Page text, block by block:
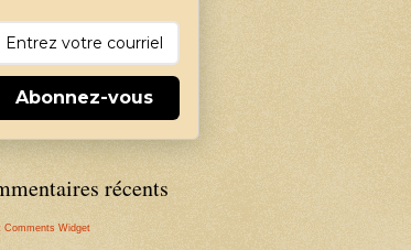
Abonnez-vous
récents
Comments Widget